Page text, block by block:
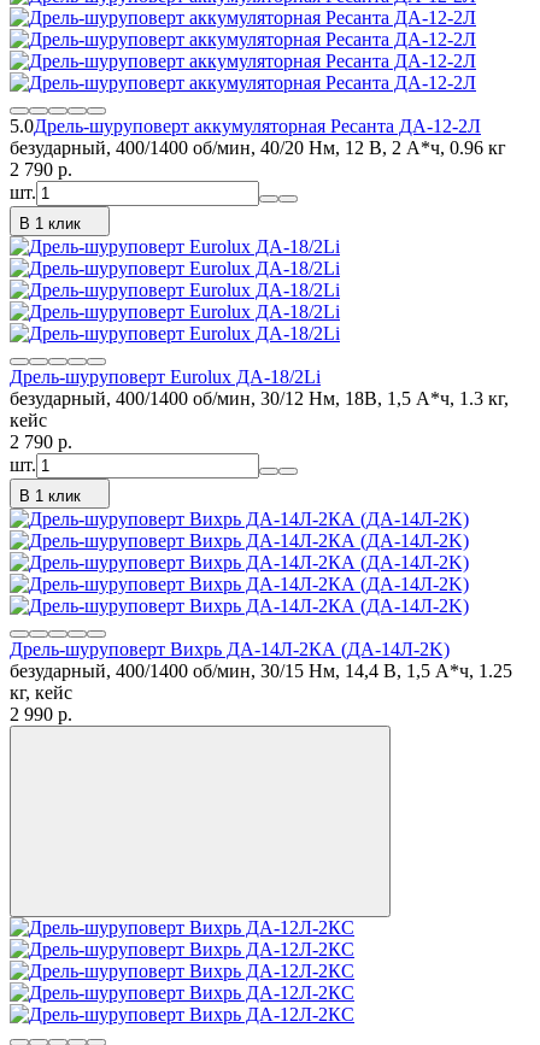
5.0Дрель-шуруповерт аккумуляторная Ресанта ДА-12-2Л
безударный, 400/1400 об/мин, 40/20 Нм, 12 В, 2 А*ч, 0.96 кг
2 790 p.
шт.
В 1 клик
Дрель-шуруповерт Eurolux ДА-18/2Li
безударный, 400/1400 об/мин, 30/12 Нм, 18В, 1,5 А*ч, 1.3 кг,
кейс
2 790 p.
шт.
В 1 клик
Дрель-шуруповерт Вихрь ДА-14Л-2КА (ДА-14Л-2K)
безударный, 400/1400 об/мин, 30/15 Нм, 14,4 В, 1,5 А*ч, 1.25
кг, кейс
2 990 p.